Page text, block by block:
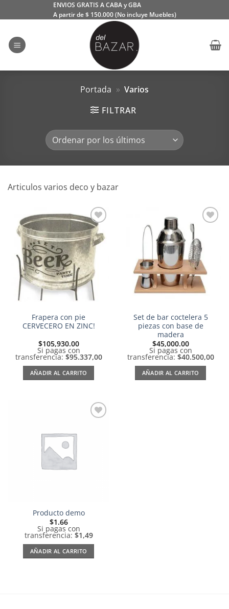
al
ENVIOS GRATIS A CABA y GBA
A partir de $ 150.000 (No incluye Muebles)
Portada » Varios
FILTRAR
Articulos varios deco y bazar
Añadir
a la
lista de
deseos
Frapera con pie
CERVECERO EN ZINC!
$105,930.00
Si pagas con
transferencia: $95.337,00
AÑADIR AL CARRITO
lista de
deseos
Set de bar coctelera 5
piezas con base de
madera
$45,000.00
Si pagas con
transferencia: $40.500,00
AÑADIR AL CARRITO
Producto demo
$1.66
Si pagas con
transferencia: $1,49
AÑADIR AL CARRITO